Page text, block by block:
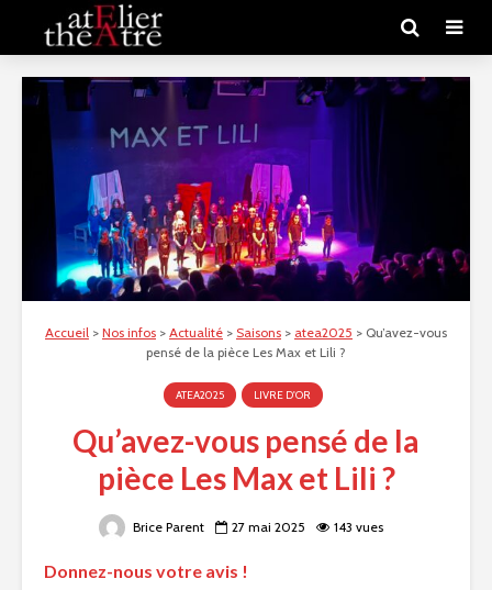
Accueil > Nos infos > Actualité > Saisons > atea2025 > Qu’avez-vous
pensé de la pièce Les Max et Lili ?
ATEA2025 LIVRE D'OR
Qu’avez-vous pensé de la
pièce Les Max et Lili ?
Brice Parent 27 mai 2025 143 vues
Donnez-nous votre avis !